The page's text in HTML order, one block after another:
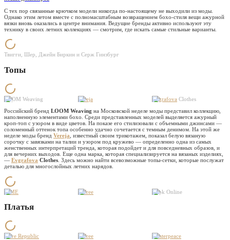
С тех пор связанные крючком модели никогда по-настоящему не выходили из моды.
Однако этим летом вместе с полномасштабным возвращением бохо-стиля вещи ажурной
вязки вновь оказались в центре внимания. Ведущие бренды активно используют эту
технику в своих летних коллекциях — смотрим, где искать самые стильные варианты.
Твигги, Шер, Джейн Биркин и Серж Гинзбург
Топы
LOOM Weaving Vereja Evgrafova Clothes
Российский бренд LOOM Weaving на Московской неделе моды представил коллекцию,
наполненную элементами бохо. Среди представленных моделей выделяется ажурный
кроп-топ с узором в виде цветов. На показе его стилизовали с объемными джинсами —
соломенный оттенок топа особенно удачно сочетается с темным денимом. На этой же
неделе моды бренд Vereja , известный своим трикотажем, показал белую вязаную
сорочку с завязками на талии и узором под кружево — определенно одна из самых
женственных интерпретаций тренда, которая подойдет и для повседневных образов, и
для вечерних выходов. Еще одна марка, которая специализируется на вязаных изделиях,
— Evgrafova Clothes . Здесь можно найти всевозможные топы-сетки, которые послужат
деталью для многослойных летних нарядов.
LIME Befree Look Online
Платья
Love Republic Befree
Masterpeace